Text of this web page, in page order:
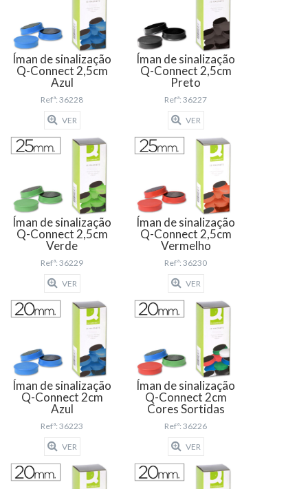
Íman de sinalização
Q-Connect 2,5cm
Azul
Refª: 36228
VER
Íman de sinalização
Q-Connect 2,5cm
Preto
Refª: 36227
VER
Íman de sinalização
Q-Connect 2,5cm
Verde
Refª: 36229
VER
Íman de sinalização
Q-Connect 2,5cm
Vermelho
Refª: 36230
VER
Íman de sinalização
Q-Connect 2cm
Azul
Refª: 36223
VER
Íman de sinalização
Q-Connect 2cm
Cores Sortidas
Refª: 36226
VER